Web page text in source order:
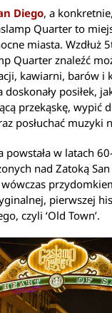
Diego, a
Quarter to
miasta. Wzdłuż
Quarter znaleźć
kawiarni, barów i
posiłek,
przekąskę, wypić
posłuchać muzyki
powstała w latach
nad Zatoką
pierwszej
czyli ‘Old Town’.